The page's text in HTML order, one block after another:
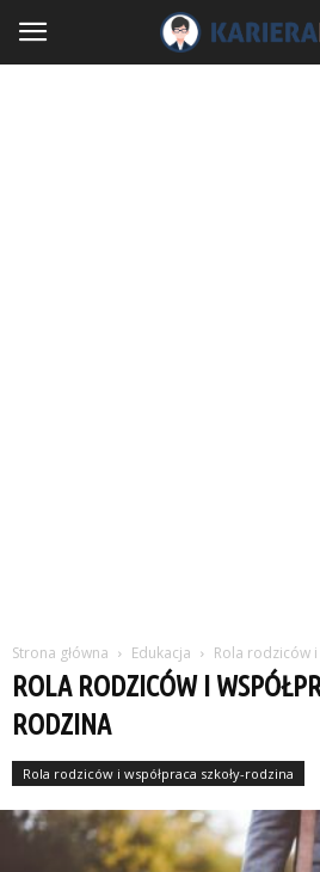
Strona główna Edukacja Rola rodziców
ROLA RODZICÓW I
RODZINA
Rola rodziców i współpraca szkoły-rodzina